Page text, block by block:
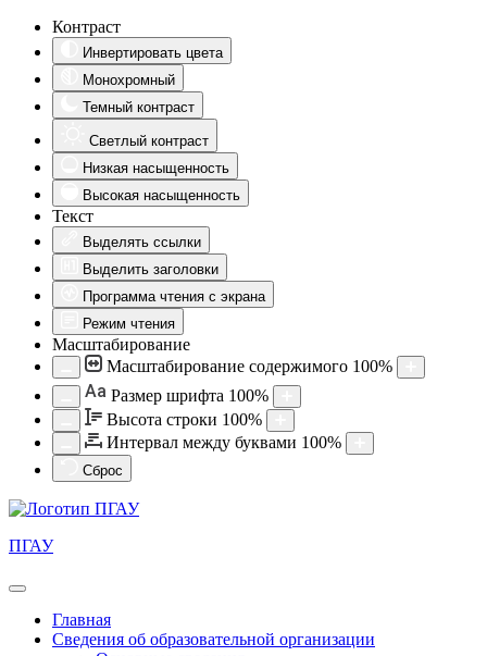
Контраст
Инвертировать цвета
Монохромный
Темный контраст
Светлый контраст
Низкая насыщенность
Высокая насыщенность
Текст
Выделять ссылки
Выделить заголовки
Программа чтения с экрана
Режим чтения
Масштабирование
Масштабирование содержимого 100%
Aa Размер шрифта 100%
Высота строки 100%
Интервал между буквами 100%
Сброс
ПГАУ
Главная
Сведения об образовательной организации